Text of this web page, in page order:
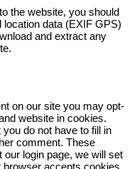
the website, you should
data (EXIF GPS)
and extract any
on our site you may opt-
website in cookies.
do not have to fill in
comment. These
our login page, we will set
accepts cookies.